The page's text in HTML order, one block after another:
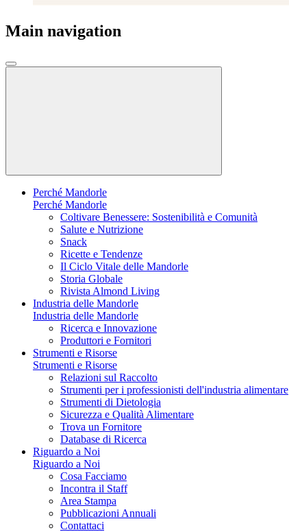
Main navigation
Perché Mandorle
Perché Mandorle
Coltivare Benessere: Sostenibilità e Comunità
Salute e Nutrizione
Snack
Ricette e Tendenze
Il Ciclo Vitale delle Mandorle
Storia Globale
Rivista Almond Living
Industria delle Mandorle
Industria delle Mandorle
Ricerca e Innovazione
Produttori e Fornitori
Strumenti e Risorse
Strumenti e Risorse
Relazioni sul Raccolto
Strumenti per i professionisti dell'industria alimentare
Strumenti di Dietologia
Sicurezza e Qualità Alimentare
Trova un Fornitore
Database di Ricerca
Riguardo a Noi
Riguardo a Noi
Cosa Facciamo
Incontra il Staff
Area Stampa
Pubblicazioni Annuali
Contattaci